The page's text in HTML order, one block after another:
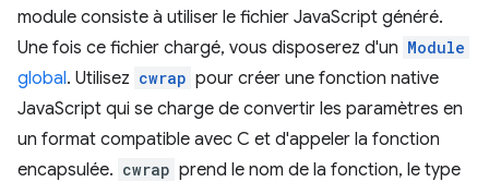
module consiste à utiliser le fichier JavaScript généré.
Une fois ce fichier chargé, vous disposerez d'un Module
global. Utilisez cwrap pour créer une fonction native
JavaScript qui se charge de convertir les paramètres en
un format compatible avec C et d'appeler la fonction
encapsulée. cwrap prend le nom de la fonction, le type